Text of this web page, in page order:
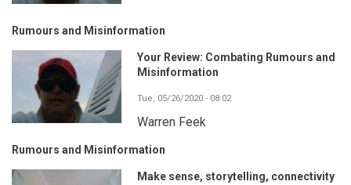
Rumours and Misinformation
Your Review: Combating Rumours and
Misinformation
Tue, 05/26/2020 - 08:02
Warren Feek
Rumours and Misinformation
Make sense, storytelling, connectivity